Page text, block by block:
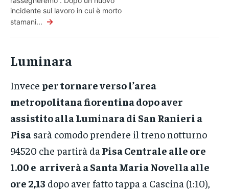
incidente sul lavoro in cui è morto
stamani... →
Luminara
Invece per tornare verso l’area
metropolitana fiorentina dopo aver
assistito alla Luminara di San Ranieri a
Pisa sarà comodo prendere il treno notturno
94520 che partirà da Pisa Centrale alle ore
1.00 e arriverà a Santa Maria Novella alle
ore 2,13 dopo aver fatto tappa a Cascina (1:10),